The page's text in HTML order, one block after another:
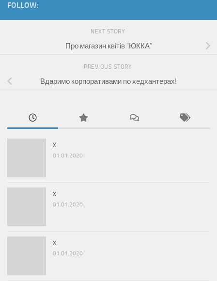
FOLLOW:
NEXT STORY
Про магазин квітів “ЮККА”
PREVIOUS STORY
Вдаримо корпоративами по хедхантерах!
x
01.01.2020
x
01.01.2020
x
01.01.2020